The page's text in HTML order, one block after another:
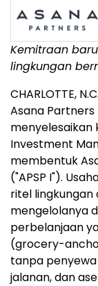
Kemitraan
lingkungan
CHARLOTTE, N.C.
Asana
menyelesaikan
Investment
membentuk
("APSP I").
ritel
mengelolanya
perbelanjaan
(grocery-
tanpa
jalanan, dan